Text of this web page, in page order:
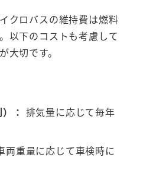
クロバスの維持費は燃料
以下のコストも考慮して
大切です。
： 排気量に応じて毎年
両重量に応じて車検時に